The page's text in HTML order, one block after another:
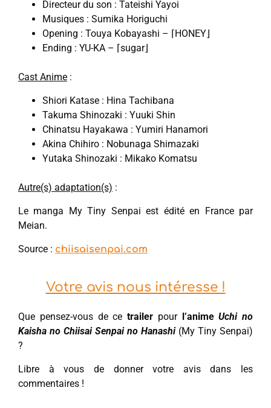
Directeur du son : Tateishi Yayoi
Musiques : Sumika Horiguchi
Opening : Touya Kobayashi – ⌈HONEY⌋
Ending : YU-KA – ⌈sugar⌋
Cast Anime :
Shiori Katase : Hina Tachibana
Takuma Shinozaki : Yuuki Shin
Chinatsu Hayakawa : Yumiri Hanamori
Akina Chihiro : Nobunaga Shimazaki
Yutaka Shinozaki : Mikako Komatsu
Autre(s) adaptation(s) :
Le manga My Tiny Senpai est édité en France par
Meian.
Source : chiisaisenpai.com
Votre avis nous intéresse !
Que pensez-vous de ce trailer pour l’animeUchi no
Kaisha no Chiisai Senpai no Hanashi(My Tiny Senpai)
?
Libre à vous de donner votre avis dans les
commentaires !